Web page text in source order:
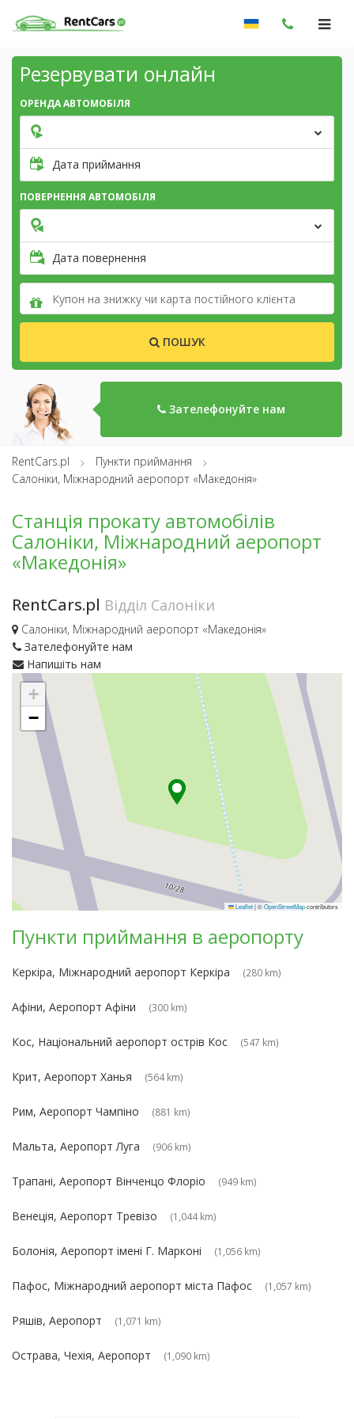
Резервувати онлайн
ОРЕНДА АВТОМОБІЛЯ
Дата приймання
ПОВЕРНЕННЯ АВТОМОБІЛЯ
Дата повернення
ПОШУК
Зателефонуйте нам
RentCars.pl
Пункти приймання
Салоніки, Міжнародний аеропорт «Македонія»
Станція прокату автомобілів
Салоніки, Міжнародний аеропорт
«Македонія»
RentCars.pl Відділ Салоніки
Салоніки, Міжнародний аеропорт «Македонія»
Зателефонуйте нам
Напишіть нам
+
−
Leaflet|©OpenStreetMapcontributors
Пункти приймання в аеропорту
Керкіра, Міжнародний аеропорт Керкіра (280 km)
Афіни, Аеропорт Афіни (300 km)
Кос, Національний аеропорт острів Кос (547 km)
Крит, Аеропорт Ханья (564 km)
Рим, Аеропорт Чампіно (881 km)
Мальта, Аеропорт Луга (906 km)
Трапані, Аеропорт Вінченцо Флоріо (949 km)
Венеція, Аеропорт Тревізо (1,044 km)
Болонія, Аеропорт імені Г. Марконі (1,056 km)
Пафос, Міжнародний аеропорт міста Пафос (1,057 km)
Ряшів, Аеропорт (1,071 km)
Острава, Чехія, Аеропорт (1,090 km)